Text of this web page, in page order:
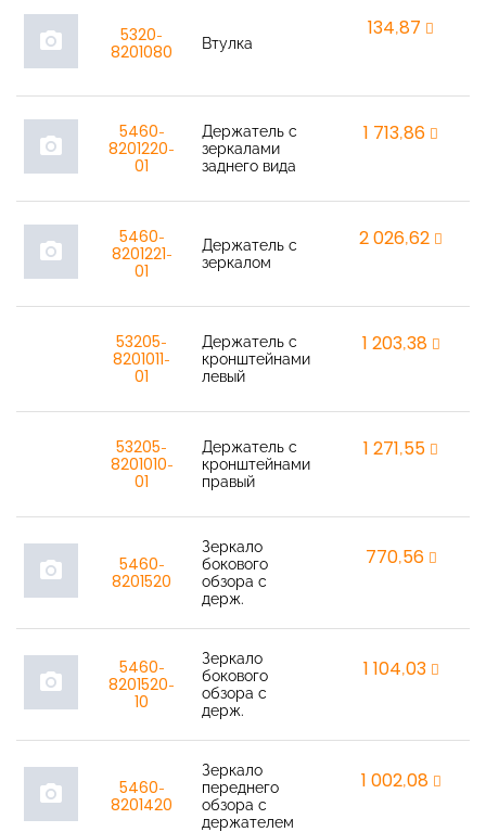
photo_camera
5320-
8201080
Втулка
134,87
photo_camera
5460-
8201220-
01
Держатель с
зеркалами
заднего вида
1 713,86
photo_camera
5460-
8201221-
01
Держатель с
зеркалом
2 026,62
53205-
8201011-
01
Держатель с
кронштейнами
левый
1 203,38
53205-
8201010-
01
Держатель с
кронштейнами
правый
1 271,55
photo_camera
5460-
8201520
Зеркало
бокового
обзора с
держ.
770,56
photo_camera
5460-
8201520-
10
Зеркало
бокового
обзора с
держ.
1 104,03
photo_camera
5460-
8201420
Зеркало
переднего
обзора с
держателем
1 002,08